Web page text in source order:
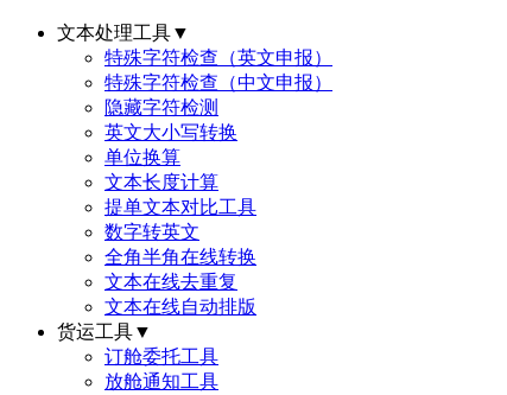
文本处理工具▼
特殊字符检查（英文申报）
特殊字符检查（中文申报）
隐藏字符检测
英文大小写转换
单位换算
文本长度计算
提单文本对比工具
数字转英文
全角半角在线转换
文本在线去重复
文本在线自动排版
货运工具▼
订舱委托工具
放舱通知工具